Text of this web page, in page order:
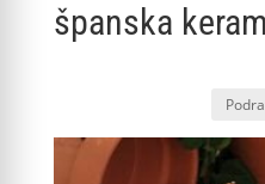
španska